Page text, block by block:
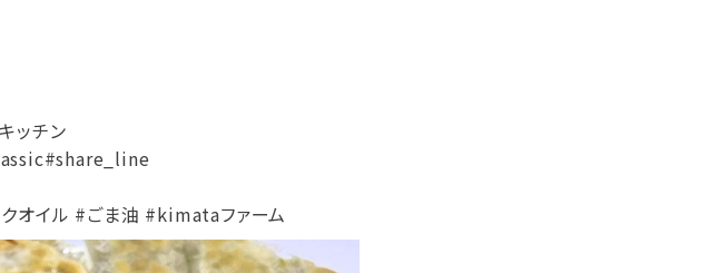
ッチン
オイル #ごま油 #kimataファーム